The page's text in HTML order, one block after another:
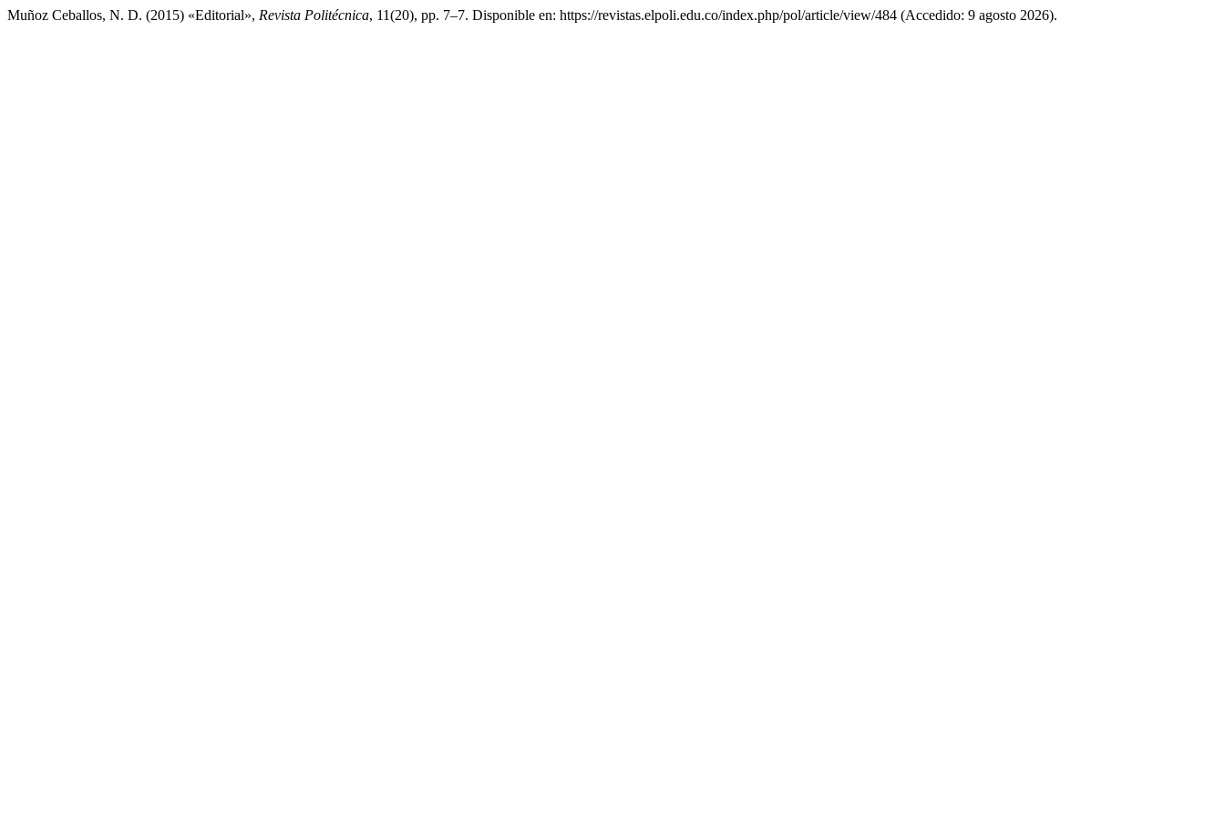
Muñoz Ceballos, N. D. (2015) «Editorial», Revista Politécnica, 11(20), pp. 7–7. Disponible en: https://revistas.elpoli.edu.co/index.php/pol/article/view/484 (Accedido: 9 agosto 2026).